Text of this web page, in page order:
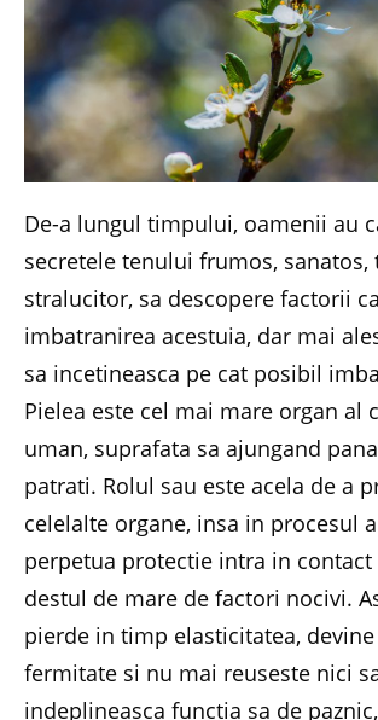
De-a lungul timpului, oamenii au
secretele tenului frumos, sanatos,
stralucitor, sa descopere factorii
imbatranirea acestuia, dar mai
sa incetineasca pe cat posibil
Pielea este cel mai mare organ al
uman, suprafata sa ajungand
patrati. Rolul sau este acela de a
celelalte organe, insa in procesul
perpetua protectie intra in contact
destul de mare de factori nocivi.
pierde in timp elasticitatea,
fermitate si nu mai reuseste nici
indeplineasca functia sa de